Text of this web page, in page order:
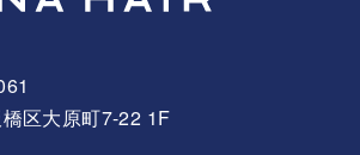
区大原町7-22 1F